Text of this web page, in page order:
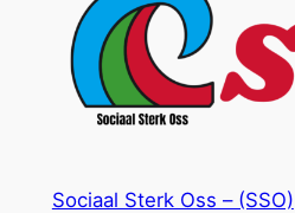
Sociaal Sterk Oss – (SSO)